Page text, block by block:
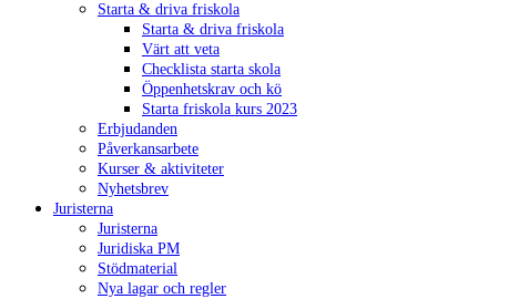
Starta & driva friskola
Starta & driva friskola
Värt att veta
Checklista starta skola
Öppenhetskrav och kö
Starta friskola kurs 2023
Erbjudanden
Påverkansarbete
Kurser & aktiviteter
Nyhetsbrev
Juristerna
Juristerna
Juridiska PM
Stödmaterial
Nya lagar och regler